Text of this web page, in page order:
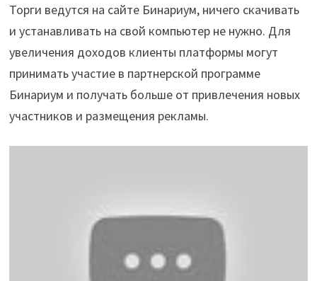
Торги ведутся на сайте Бинариум, ничего скачивать
и устанавливать на свой компьютер не нужно. Для
увеличения доходов клиенты платформы могут
принимать участие в партнерской программе
Бинариум и получать больше от привлечения новых
участников и размещения рекламы.